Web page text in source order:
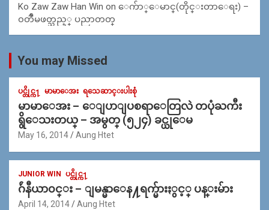
Ko Zaw Zaw Han Win on ေက်ာ္ေမာင္(တိုင္းတာေရး) –
၀တၳဳမဖတ္သည့္ ပညာတတ္
You may Missed
ပင္တိုင္က႑ မာမာေအး ရသေဆာင္းပါးစုံ
မာမာေအး – ေျပာျပစရာေတြလဲ တပုံႀကီး
ရွိေသးတယ္ – အမွတ္ (၅၂၄) ခင္ယုေမ
May 16, 2014 Aung Htet
JUNIOR WIN ပင္တိုင္က႑
ဂ်ဴနီယာ၀င္း – ျမန္မာေန႔ရက္မ်ားႏွင့္ ပန္းမ်ား
April 14, 2014 Aung Htet